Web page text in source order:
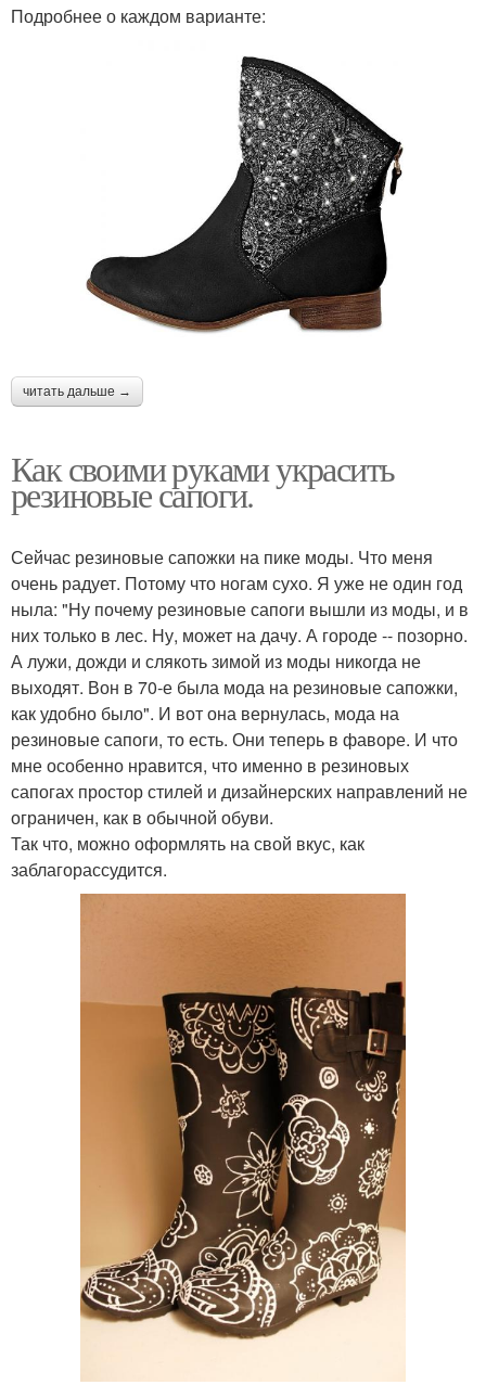
Подробнее о каждом варианте:
читать дальше →
Как своими руками украсить
резиновые сапоги.
Сейчас резиновые сапожки на пике моды. Что меня
очень радует. Потому что ногам сухо. Я уже не один год
ныла: "Ну почему резиновые сапоги вышли из моды, и в
них только в лес. Ну, может на дачу. А городе -- позорно.
А лужи, дожди и слякоть зимой из моды никогда не
выходят. Вон в 70-е была мода на резиновые сапожки,
как удобно было". И вот она вернулась, мода на
резиновые сапоги, то есть. Они теперь в фаворе. И что
мне особенно нравится, что именно в резиновых
сапогах простор стилей и дизайнерских направлений не
ограничен, как в обычной обуви.
Так что, можно оформлять на свой вкус, как
заблагорассудится.